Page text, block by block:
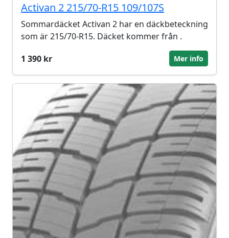
Activan 2 215/70-R15 109/107S
Sommardäcket Activan 2 har en däckbeteckning
som är 215/70-R15. Däcket kommer från .
1 390 kr
Mer info